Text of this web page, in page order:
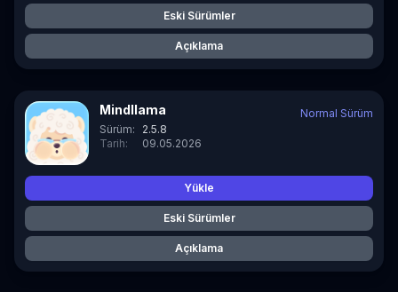
Eski Sürümler
Açıklama
Mindllama
Sürüm:
2.5.8
Tarih:
09.05.2026
Normal Sürüm
Yükle
Eski Sürümler
Açıklama